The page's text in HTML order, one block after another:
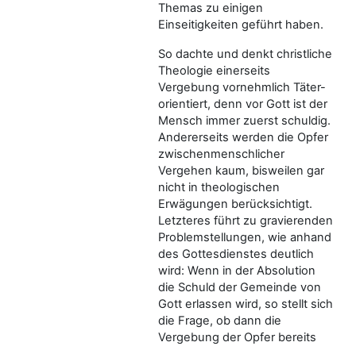
Themas zu einigen
Einseitigkeiten geführt haben.
So dachte und denkt christliche
Theologie einerseits
Vergebung vornehmlich Täter-
orientiert, denn vor Gott ist der
Mensch immer zuerst schuldig.
Andererseits werden die Opfer
zwischenmenschlicher
Vergehen kaum, bisweilen gar
nicht in theologischen
Erwägungen berücksichtigt.
Letzteres führt zu gravierenden
Problemstellungen, wie anhand
des Gottesdienstes deutlich
wird: Wenn in der Absolution
die Schuld der Gemeinde von
Gott erlassen wird, so stellt sich
die Frage, ob dann die
Vergebung der Opfer bereits